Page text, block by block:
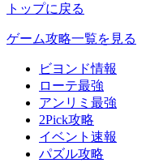
トップに戻る
ゲーム攻略一覧を見る
ビヨンド情報
ローテ最強
アンリミ最強
2Pick攻略
イベント速報
パズル攻略